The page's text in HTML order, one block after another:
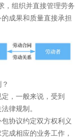
，组织并直接管理劳务
成果和质量直接承担
，一般来说，受到
律规制。
协议约定双方权利义
成相应的业务工作，